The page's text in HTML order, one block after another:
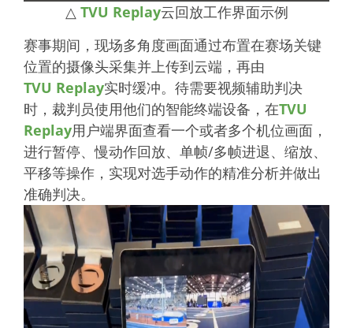
△ TVU Replay云回放工作界面示例
赛事期间，现场多角度画面通过布置在赛场关键
位置的摄像头采集并上传到云端，再由
TVU Replay实时缓冲。待需要视频辅助判决
时，裁判员使用他们的智能终端设备，在TVU
Replay用户端界面查看一个或者多个机位画面，
进行暂停、慢动作回放、单帧/多帧进退、缩放、
平移等操作，实现对选手动作的精准分析并做出
准确判决。